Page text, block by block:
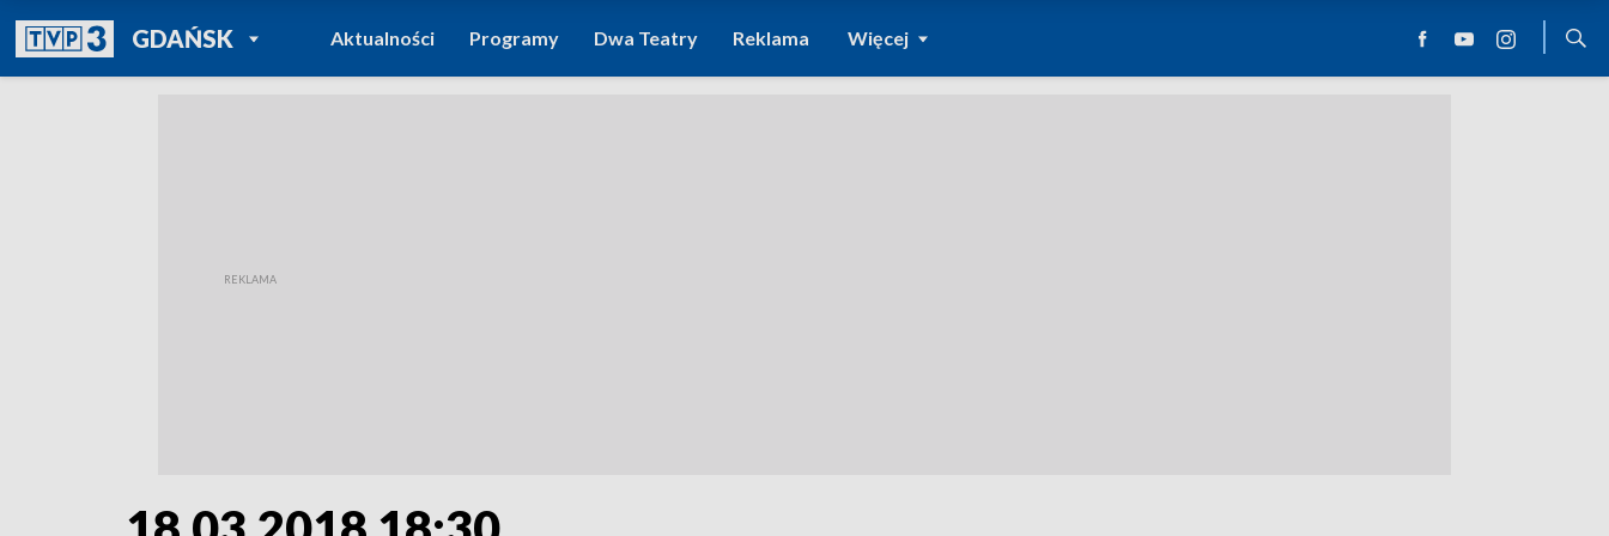
GDAŃSKPOWRÓT DO
TVP REGIONY
Aktualności Programy Dwa Teatry Reklama Więcej